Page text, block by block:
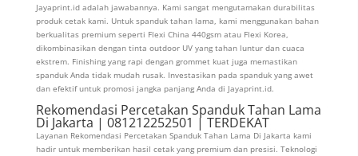
Jayaprint.id adalah jawabannya. Kami sangat mengutamakan durabilitas
produk cetak kami. Untuk spanduk tahan lama, kami menggunakan bahan
berkualitas premium seperti Flexi China 440gsm atau Flexi Korea,
dikombinasikan dengan tinta outdoor UV yang tahan luntur dan cuaca
ekstrem. Finishing yang rapi dengan grommet kuat juga memastikan
spanduk Anda tidak mudah rusak. Investasikan pada spanduk yang awet
dan efektif untuk promosi jangka panjang Anda di Jayaprint.id.
Rekomendasi Percetakan Spanduk Tahan Lama
Di Jakarta | 081212252501 | TERDEKAT
Layanan Rekomendasi Percetakan Spanduk Tahan Lama Di Jakarta kami
hadir untuk memberikan hasil cetak yang premium dan presisi. Teknologi